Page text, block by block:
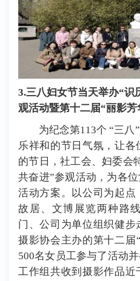
3.三八妇女节当天举办“识
观活动暨第十二届“丽影芳
为纪念第113个 “三八
乐祥和的节日气氛，让各
的节日，社工会、妇委会
共奋进”参观活动，为各
活动方案。以公司为起点
故居、文博展览两种路
门、公司为单位组织健
摄影协会主办的第十二届
500名女员工参与了活动
工作组共收到摄影作品